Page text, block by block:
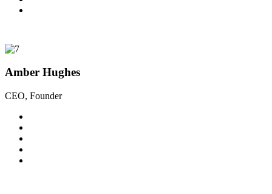
Amber Hughes
CEO, Founder